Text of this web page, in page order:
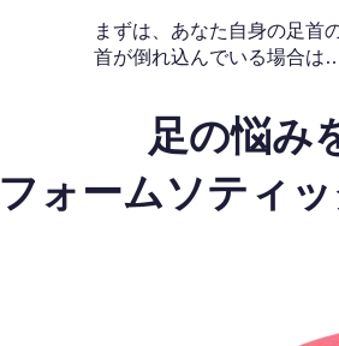
まずは、あなた自身の足首
首が倒れ込んでいる場合は
足の悩み
フォームソティ